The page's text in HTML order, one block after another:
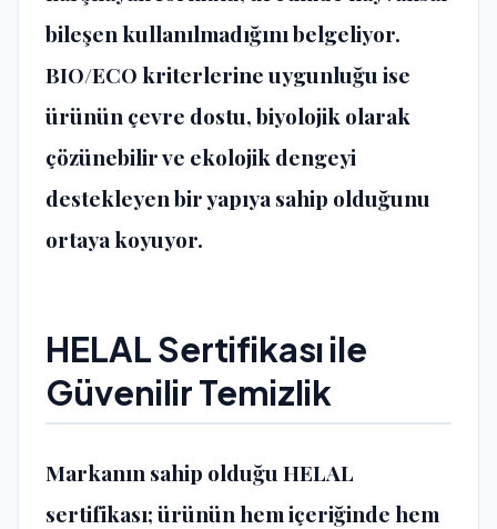
bileşen kullanılmadığını belgeliyor.
BIO/ECO kriterlerine uygunluğu ise
ürünün çevre dostu, biyolojik olarak
çözünebilir ve ekolojik dengeyi
destekleyen bir yapıya sahip olduğunu
ortaya koyuyor.
HELAL Sertifikası ile
Güvenilir Temizlik
Markanın sahip olduğu HELAL
sertifikası; ürünün hem içeriğinde hem